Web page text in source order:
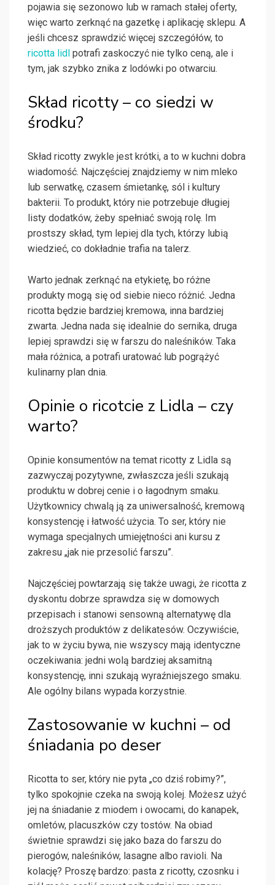
pojawia się sezonowo lub w ramach stałej oferty,
więc warto zerknąć na gazetkę i aplikację sklepu. A
jeśli chcesz sprawdzić więcej szczegółów, to
ricotta lidl potrafi zaskoczyć nie tylko ceną, ale i
tym, jak szybko znika z lodówki po otwarciu.
Skład ricotty – co siedzi w
środku?
Skład ricotty zwykle jest krótki, a to w kuchni dobra
wiadomość. Najczęściej znajdziemy w nim mleko
lub serwatkę, czasem śmietankę, sól i kultury
bakterii. To produkt, który nie potrzebuje długiej
listy dodatków, żeby spełniać swoją rolę. Im
prostszy skład, tym lepiej dla tych, którzy lubią
wiedzieć, co dokładnie trafia na talerz.
Warto jednak zerknąć na etykietę, bo różne
produkty mogą się od siebie nieco różnić. Jedna
ricotta będzie bardziej kremowa, inna bardziej
zwarta. Jedna nada się idealnie do sernika, druga
lepiej sprawdzi się w farszu do naleśników. Taka
mała różnica, a potrafi uratować lub pogrążyć
kulinarny plan dnia.
Opinie o ricotcie z Lidla – czy
warto?
Opinie konsumentów na temat ricotty z Lidla są
zazwyczaj pozytywne, zwłaszcza jeśli szukają
produktu w dobrej cenie i o łagodnym smaku.
Użytkownicy chwalą ją za uniwersalność, kremową
konsystencję i łatwość użycia. To ser, który nie
wymaga specjalnych umiejętności ani kursu z
zakresu „jak nie przesolić farszu”.
Najczęściej powtarzają się także uwagi, że ricotta z
dyskontu dobrze sprawdza się w domowych
przepisach i stanowi sensowną alternatywę dla
droższych produktów z delikatesów. Oczywiście,
jak to w życiu bywa, nie wszyscy mają identyczne
oczekiwania: jedni wolą bardziej aksamitną
konsystencję, inni szukają wyraźniejszego smaku.
Ale ogólny bilans wypada korzystnie.
Zastosowanie w kuchni – od
śniadania po deser
Ricotta to ser, który nie pyta „co dziś robimy?”,
tylko spokojnie czeka na swoją kolej. Możesz użyć
jej na śniadanie z miodem i owocami, do kanapek,
omletów, placuszków czy tostów. Na obiad
świetnie sprawdzi się jako baza do farszu do
pierogów, naleśników, lasagne albo ravioli. Na
kolację? Proszę bardzo: pasta z ricotty, czosnku i